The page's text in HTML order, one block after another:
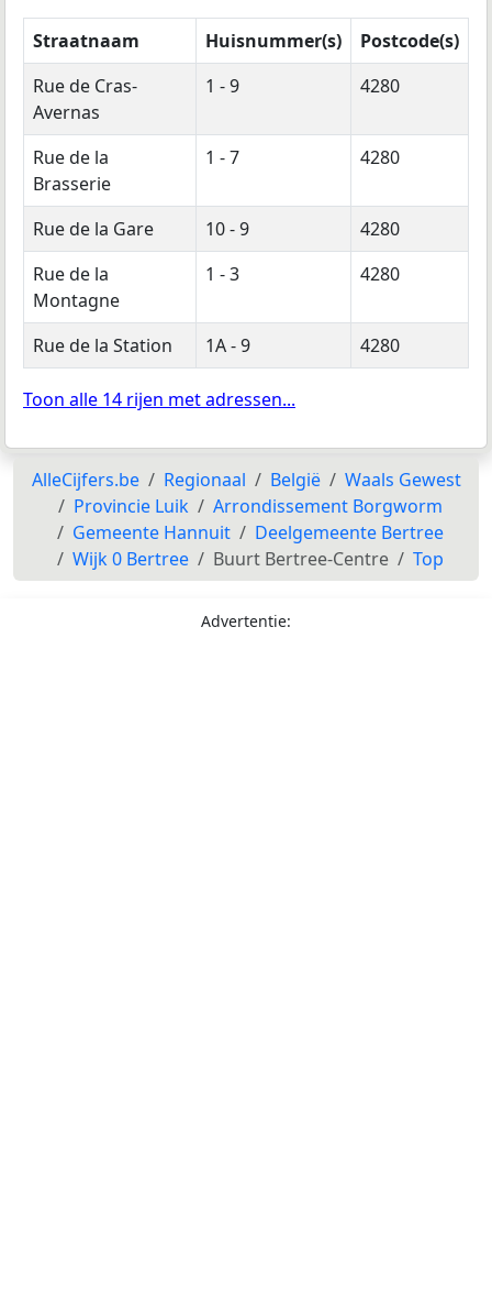
Straatnaam Huisnummer(s)
Postcode(s)
Rue de Cras-
Avernas
1 - 9 4280
Rue de la
Brasserie
1 - 7 4280
Rue de la Gare 10 - 9
4280
Rue de la
Montagne
1 - 3 4280
Rue de la Station 1A - 9 4280
Toon alle 14 rijen met adressen...
AlleCijfers.be Regionaal België
Waals Gewest
Provincie Luik
Arrondissement Borgworm
Gemeente Hannuit
Deelgemeente Bertree
Wijk 0 Bertree
Buurt Bertree-Centre Top
Advertentie: